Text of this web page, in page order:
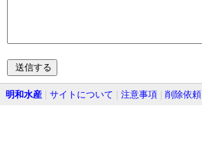
明和水産 サイトについて 注意事項 削除依頼